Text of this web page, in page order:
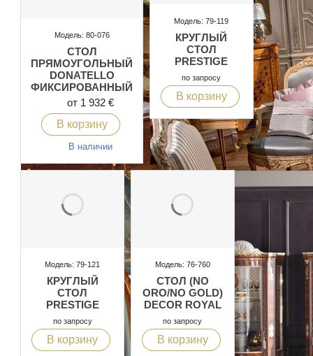
Модель: 80-076
СТОЛ
ПРЯМОУГОЛЬНЫЙ
DONATELLO
ФИКСИРОВАННЫЙ
от 1 932 €
В корзину
В наличии
Модель: 79-119
КРУГЛЫЙ
СТОЛ
PRESTIGE
по запросу
В корзину
Модель: 79-121
КРУГЛЫЙ
СТОЛ
PRESTIGE
по запросу
В корзину
Модель: 76-760
СТОЛ (NO
ORO/NO GOLD)
DECOR ROYAL
по запросу
В корзину